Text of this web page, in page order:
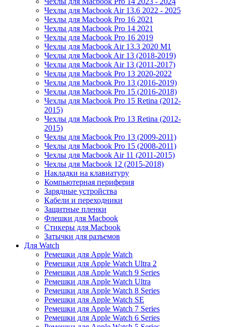
Чехлы для Macbook Air 13.6 2022 - 2025
Чехлы для Macbook Pro 16 2021
Чехлы для Macbook Pro 14 2021
Чехлы для Macbook Pro 16 2019
Чехлы для Macbook Air 13.3 2020 M1
Чехлы для Macbook Air 13 (2018-2019)
Чехлы для Macbook Air 13 (2011-2017)
Чехлы для Macbook Pro 13 2020-2022
Чехлы для Macbook Pro 13 (2016-2019)
Чехлы для Macbook Pro 15 (2016-2018)
Чехлы для Macbook Pro 15 Retina (2012-
2015)
Чехлы для Macbook Pro 13 Retina (2012-
2015)
Чехлы для Macbook Pro 13 (2009-2011)
Чехлы для Macbook Pro 15 (2008-2011)
Чехлы для Macbook Air 11 (2011-2015)
Чехлы для Macbook 12 (2015-2018)
Накладки на клавиатуру
Компьютерная периферия
Зарядные устройства
Кабели и переходники
Защитные пленки
Флешки для Macbook
Стикеры для Macbook
Затычки для разъемов
Для Watch
Ремешки для Apple Watch
Ремешки для Apple Watch Ultra 2
Ремешки для Apple Watch 9 Series
Ремешки для Apple Watch Ultra
Ремешки для Apple Watch 8 Series
Ремешки для Apple Watch SE
Ремешки для Apple Watch 7 Series
Ремешки для Apple Watch 6 Series